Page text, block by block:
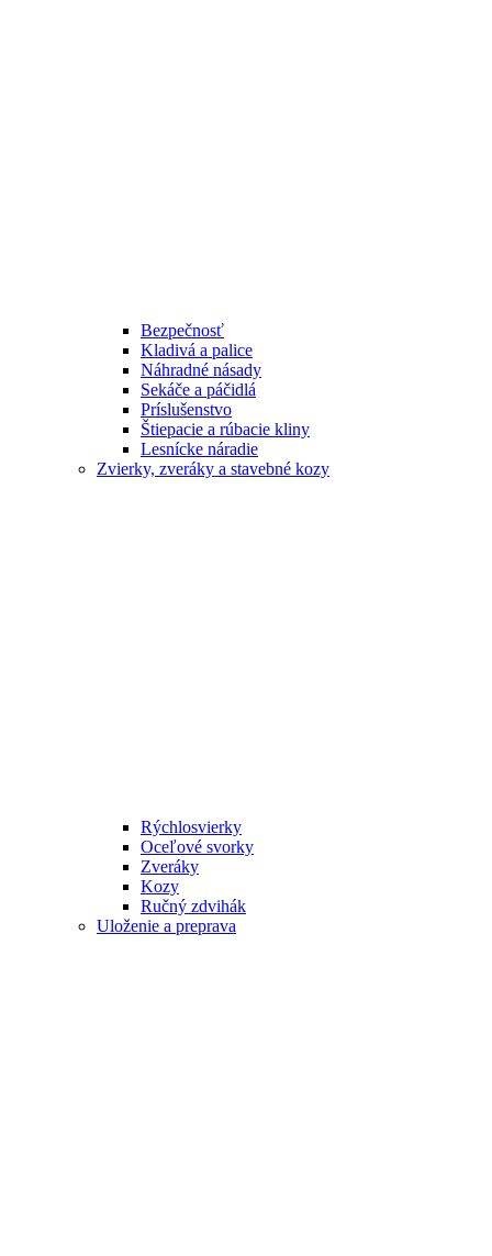
Bezpečnosť
Kladivá a palice
Náhradné násady
Sekáče a páčidlá
Príslušenstvo
Štiepacie a rúbacie kliny
Lesnícke náradie
Zvierky, zveráky a stavebné kozy
Rýchlosvierky
Oceľové svorky
Zveráky
Kozy
Ručný zdvihák
Uloženie a preprava